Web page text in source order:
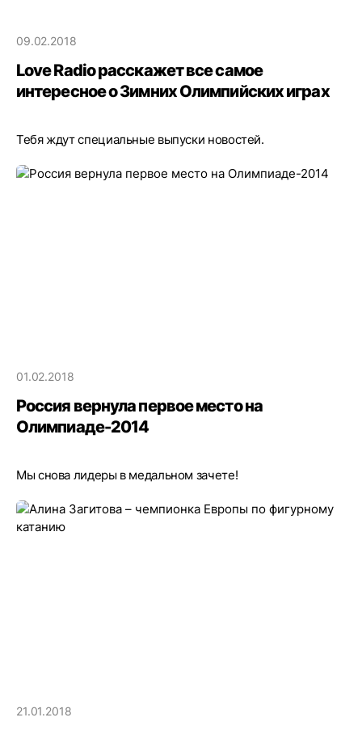
09.02.2018
Love Radio расскажет все самое
интересное о Зимних Олимпийских играх
Тебя ждут специальные выпуски новостей.
01.02.2018
Россия вернула первое место на
Олимпиаде-2014
Мы снова лидеры в медальном зачете!
21.01.2018